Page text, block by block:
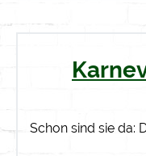
Schon sind sie da: